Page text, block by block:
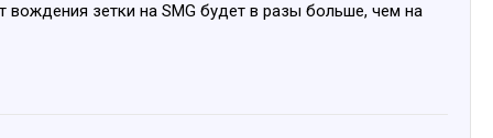
вождения зетки на SMG будет в разы больше, чем на